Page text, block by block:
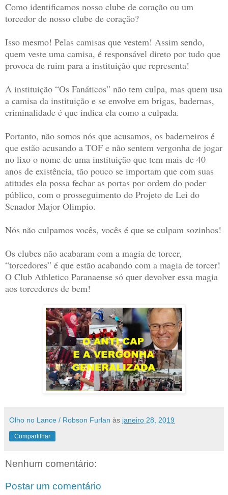
Como identificamos nosso clube de coração ou um
torcedor de nosso clube de coração?
Isso mesmo! Pelas camisas que vestem! Assim sendo,
quem veste uma camisa, é responsável direto por tudo que
provoca de ruim para a instituição que representa!
A instituição “Os Fanáticos” não tem culpa, mas quem usa
a camisa da instituição e se envolve em brigas, badernas,
criminalidade é que indica ela como a culpada.
Portanto, não somos nós que acusamos, os baderneiros é
que estão acusando a TOF e não sentem vergonha de jogar
no lixo o nome de uma instituição que tem mais de 40
anos de existência, tão pouco se importam que com suas
atitudes ela possa fechar as portas por ordem do poder
público, com o prosseguimento do Projeto de Lei do
Senador Major Olimpio.
Nós não culpamos vocês, vocês é que se culpam sozinhos!
Os clubes não acabaram com a magia de torcer,
“torcedores” é que estão acabando com a magia de torcer!
O Club Athletico Paranaense só quer devolver essa magia
aos torcedores de bem!
Olho no Lance / Robson Furlan às janeiro 28, 2019
Compartilhar
Nenhum comentário:
Postar um comentário